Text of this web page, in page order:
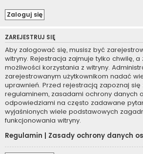
ZAREJESTRUJ SIĘ
Aby zalogować się, musisz być
witryny. Rejestracja zajmuje tylko chwilę,
możliwości korzystania z witryny.
zarejestrowanym użytkownikom nadać
uprawnień. Przed rejestracją zapoznaj się
regulaminem, zasadami ochrony danych
odpowiedziami na często zadawane
wyjaśnionych wiele podstawowych
funkcjonowania witryny.
Regulamin | Zasady ochrony danych